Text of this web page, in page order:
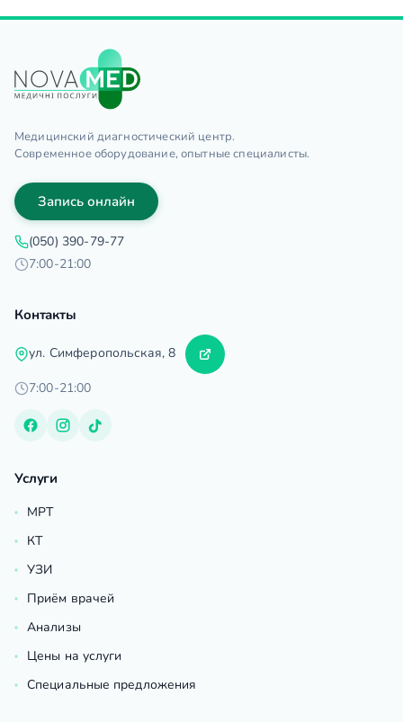
Медицинский диагностический центр.
Современное оборудование, опытные специалисты.
Запись онлайн
(050) 390-79-77
7:00-21:00
Контакты
ул. Симферопольская, 8
7:00-21:00
Услуги
МРТ
КТ
УЗИ
Приём врачей
Анализы
Цены на услуги
Специальные предложения